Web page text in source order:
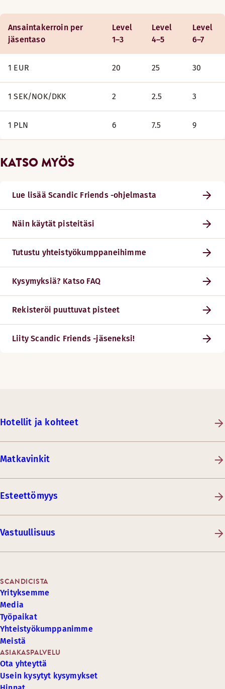
Ansaintakerroin per
jäsentaso
Level
1–3
Level
4–5
Level
6–7
1 EUR 20 25 30
1 SEK/NOK/DKK 2 2.5 3
1 PLN 6 7.5 9
KATSO MYÖS
Lue lisää Scandic Friends -ohjelmasta
Näin käytät pisteitäsi
Tutustu yhteistyökumppaneihimme
Kysymyksiä? Katso FAQ
Rekisteröi puuttuvat pisteet
Liity Scandic Friends -jäseneksi!
Hotellit ja kohteet
Matkavinkit
Esteettömyys
Vastuullisuus
ASIAKASPALVELU
Ota yhteyttä
Usein kysytyt kysymykset
SCANDICISTA
Yrityksemme
Media
Työpaikat
Yhteistyökumppanimme
Meistä